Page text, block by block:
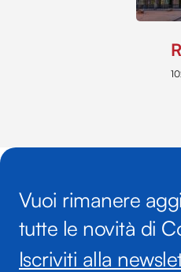
Vuoi rimanere
tutte le novità di
Iscriviti alla